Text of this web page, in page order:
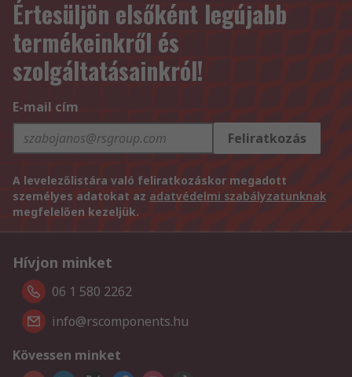
Értesüljön elsőként legújabb
termékeinkről és
szolgáltatásainkról!
E-mail cím
Feliratkozás
A levelezőlistára való feliratkozáskor megadott
személyes adatokat az adatvédelmi szabályzatunknak
megfelelően kezeljük.
Hívjon minket
06 1 580 2262
info@rscomponents.hu
Kövessen minket